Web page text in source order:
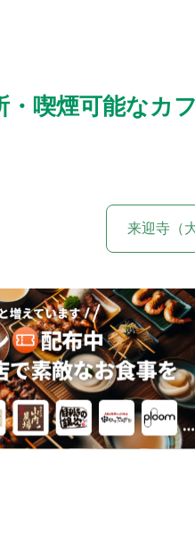
喫煙可能なカ
来迎寺（